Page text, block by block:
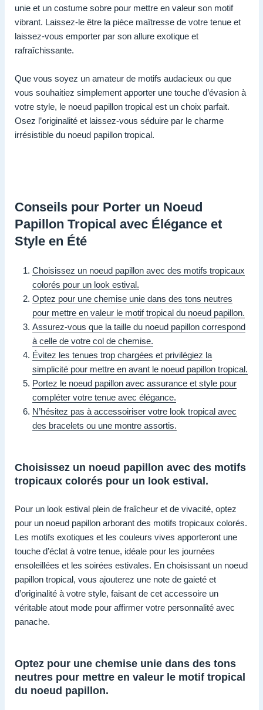
unie et un costume sobre pour mettre en valeur son motif
vibrant. Laissez-le être la pièce maîtresse de votre tenue et
laissez-vous emporter par son allure exotique et
rafraîchissante.
Que vous soyez un amateur de motifs audacieux ou que
vous souhaitiez simplement apporter une touche d’évasion à
votre style, le noeud papillon tropical est un choix parfait.
Osez l’originalité et laissez-vous séduire par le charme
irrésistible du noeud papillon tropical.
Conseils pour Porter un Noeud
Papillon Tropical avec Élégance et
Style en Été
Choisissez un noeud papillon avec des motifs tropicaux
colorés pour un look estival.
Optez pour une chemise unie dans des tons neutres
pour mettre en valeur le motif tropical du noeud papillon.
Assurez-vous que la taille du noeud papillon correspond
à celle de votre col de chemise.
Évitez les tenues trop chargées et privilégiez la
simplicité pour mettre en avant le noeud papillon tropical.
Portez le noeud papillon avec assurance et style pour
compléter votre tenue avec élégance.
N’hésitez pas à accessoiriser votre look tropical avec
des bracelets ou une montre assortis.
Choisissez un noeud papillon avec des motifs
tropicaux colorés pour un look estival.
Pour un look estival plein de fraîcheur et de vivacité, optez
pour un noeud papillon arborant des motifs tropicaux colorés.
Les motifs exotiques et les couleurs vives apporteront une
touche d’éclat à votre tenue, idéale pour les journées
ensoleillées et les soirées estivales. En choisissant un noeud
papillon tropical, vous ajouterez une note de gaieté et
d’originalité à votre style, faisant de cet accessoire un
véritable atout mode pour affirmer votre personnalité avec
panache.
Optez pour une chemise unie dans des tons
neutres pour mettre en valeur le motif tropical
du noeud papillon.